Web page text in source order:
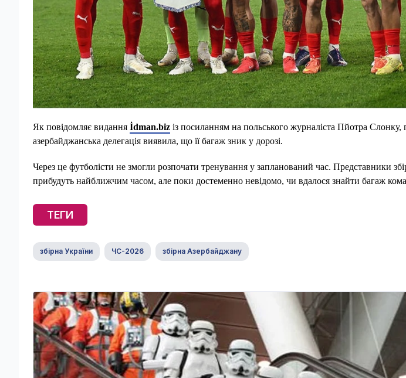
Як повідомляє видання İdman.biz із посиланням на польського журналіста Пйотра Слонку,
азербайджанська делегація виявила, що її багаж зник у дорозі.
Через це футболісти не змогли розпочати тренування у запланований час. Представники
прибудуть найближчим часом, але поки достеменно невідомо, чи вдалося знайти багаж
ТЕГИ
збірна України ЧС-2026 збірна Азербайджану